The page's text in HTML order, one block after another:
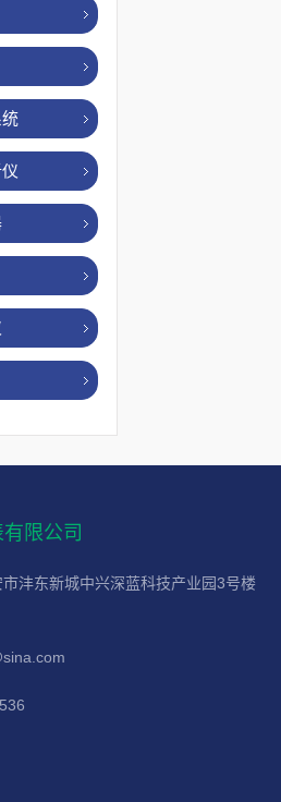
限公司
沣东新城中兴深蓝科技产业园3号楼